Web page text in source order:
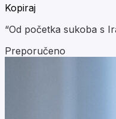
Kopiraj
“Od početka sukoba s
Preporučeno